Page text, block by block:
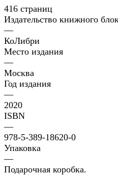
416 страниц
Издательство книжного
—
КоЛибри
Место издания
—
Москва
Год издания
—
2020
ISBN
—
978-5-389-18620-0
Упаковка
—
Подарочная коробка.